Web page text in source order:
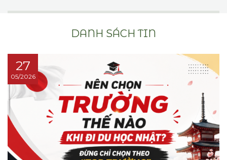
DANH SÁCH TIN
27
05/2026